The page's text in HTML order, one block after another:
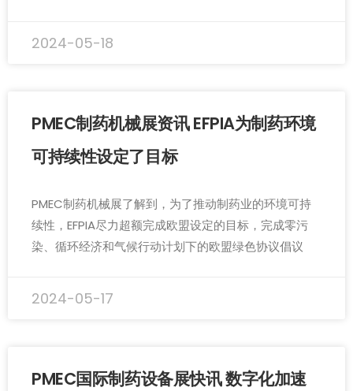
2024-05-18
PMEC制药机械展资讯 EFPIA为制药环境
可持续性设定了目标
PMEC制药机械展了解到，为了推动制药业的环境可持
续性，EFPIA尽力超额完成欧盟设定的目标，完成零污
染、循环经济和气候行动计划下的欧盟绿色协议倡议
2024-05-17
PMEC国际制药设备展快讯 数字化加速